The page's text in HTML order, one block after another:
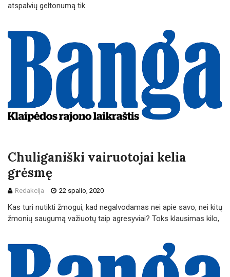
atspalvių geltonumą tik
Chuliganiški vairuotojai kelia
grėsmę
Redakcija 22 spalio, 2020
Kas turi nutikti žmogui, kad negalvodamas nei apie savo, nei kitų
žmonių saugumą važiuotų taip agresyviai? Toks klausimas kilo,